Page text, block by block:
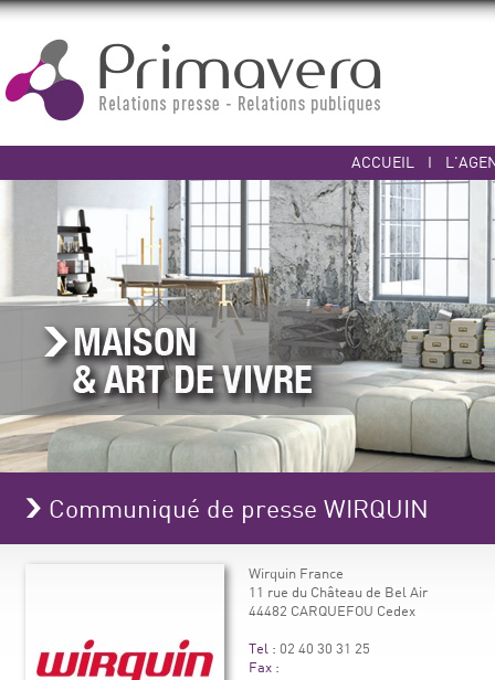
ACCUEIL I
Communiqué de presse WIRQUIN
Wirquin France
11 rue du Château de Bel Air
44482 CARQUEFOU Cedex
Tel : 02 40 30 31 25
Fax :